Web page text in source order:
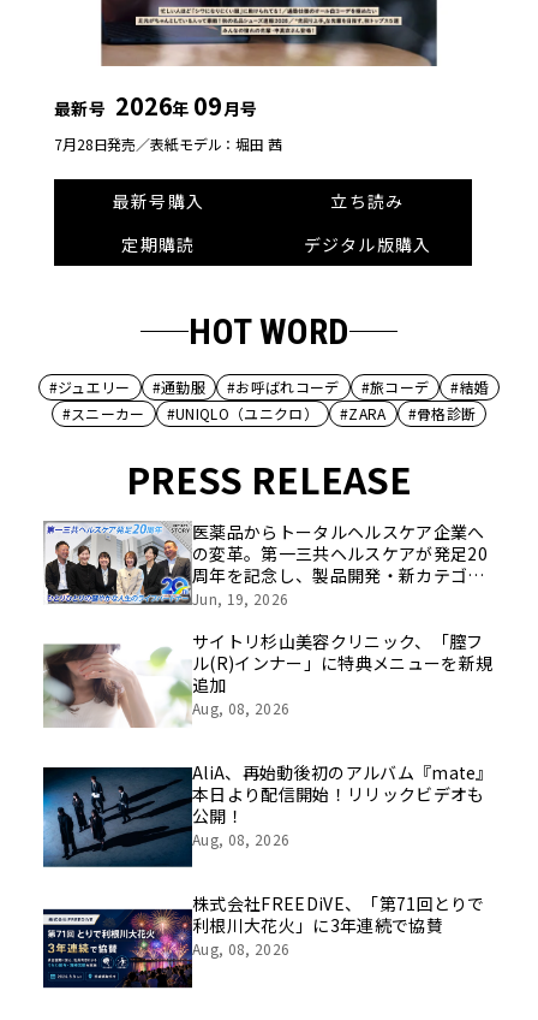
最新号 2026年 09月号
7月28日発売／表紙モデル：堀田 茜
最新号購入
立ち読み
定期購読
デジタル版購入
HOT WORD
#ジュエリー #通勤服 #お呼ばれコーデ #旅コーデ
#結婚
#スニーカー
#UNIQLO（ユニクロ） #ZARA #骨格診断
PRESS RELEASE
医薬品からトータルヘルスケア企業へ
の変革。第一三共ヘルスケアが発足20
周年を記念し、製品開発・新カテゴリ
挑戦の舞台や旧社統合時のエピソード
像を公開！
Jun, 19, 2026
サイトリ杉山美容クリニック、「膣フ
ル(R)インナー」に特典メニューを新規
追加
Aug, 08, 2026
AliA、再始動後初のアルバム『mate』
本日より配信開始！リリックビデオも
公開！
Aug, 08, 2026
株式会社FREEDiVE、「第71回とりで
利根川大花火」に3年連続で協賛
Aug, 08, 2026